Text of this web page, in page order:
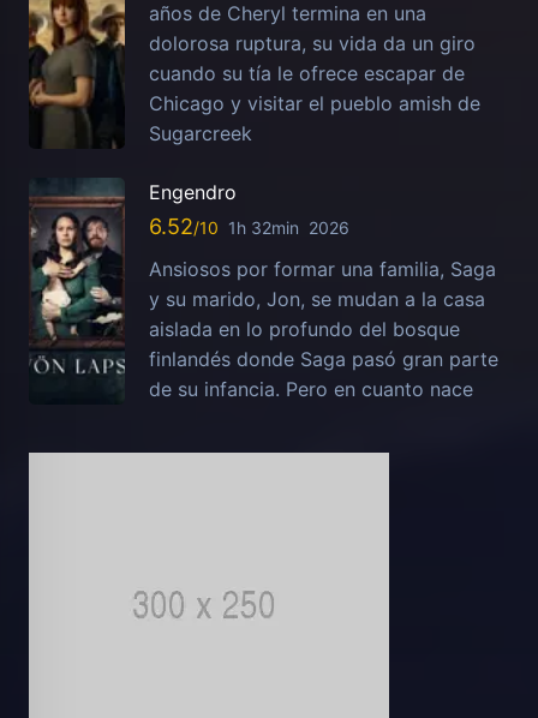
años de Cheryl termina en una
dolorosa ruptura, su vida da un giro
cuando su tía le ofrece escapar de
Chicago y visitar el pueblo amish de
Sugarcreek
Engendro
6.52 1h 32min 2026
Ansiosos por formar una familia, Saga
y su marido, Jon, se mudan a la casa
aislada en lo profundo del bosque
finlandés donde Saga pasó gran parte
de su infancia. Pero en cuanto nace